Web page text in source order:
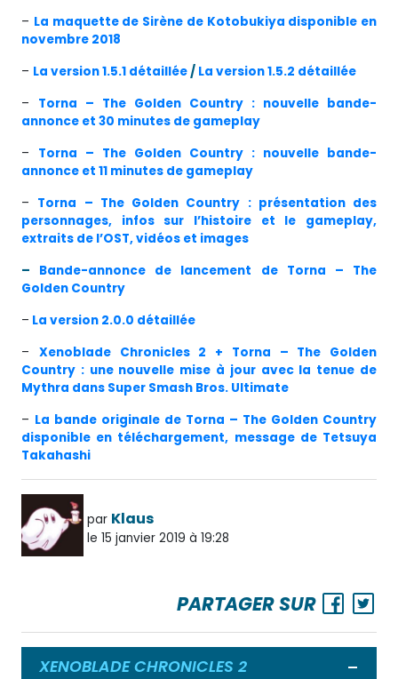
– La maquette de Sirène de Kotobukiya disponible en
novembre 2018
– La version 1.5.1 détaillée/ La version 1.5.2 détaillée
– Torna – The Golden Country : nouvelle bande-
annonce et 30 minutes de gameplay
– Torna – The Golden Country : nouvelle bande-
annonce et 11 minutes de gameplay
– Torna – The Golden Country : présentation des
personnages, infos sur l’histoire et le gameplay,
extraits de l’OST, vidéos et images
– Bande-annonce de lancement de Torna – The
Golden Country
– La version 2.0.0 détaillée
– Xenoblade Chronicles 2 + Torna – The Golden
Country : une nouvelle mise à jour avec la tenue de
Mythra dans Super Smash Bros. Ultimate
– La bande originale de Torna – The Golden Country
disponible en téléchargement, message de Tetsuya
Takahashi
par Klaus
le 15 janvier 2019 à 19:28
PARTAGER SUR
XENOBLADE CHRONICLES 2